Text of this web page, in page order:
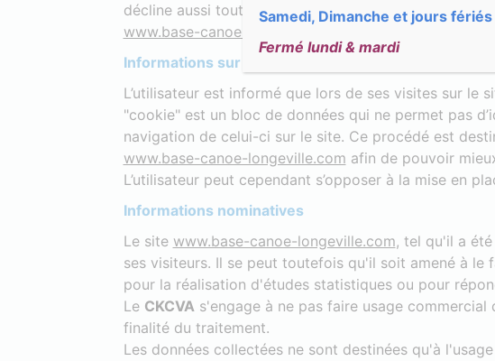
décline aussi toute responsabilité pour toutes les
www.base-canoe-longeville.com
Informations sur les cookies
L’utilisateur est informé que lors de ses visites sur le
"cookie" est un bloc de données qui ne permet pas
navigation de celui-ci sur le site. Ce procédé est
www.base-canoe-longeville.com afin de pouvoir
L’utilisateur peut cependant s’opposer à la mise en
Informations nominatives
Le site www.base-canoe-longeville.com, tel qu'il a
ses visiteurs. Il se peut toutefois qu'il soit amené à
pour la réalisation d'études statistiques ou pour
Le CKCVAs'engage à ne pas faire usage commercial
finalité du traitement.
Les données collectées ne sont destinées qu'à
Samedi, Dimanche et jours fériés
Fermé lundi & mardi